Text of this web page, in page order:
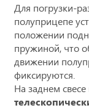
Для погрузки-
полуприцепе
положении
пружиной, что
движении
фиксируются.
На заднем